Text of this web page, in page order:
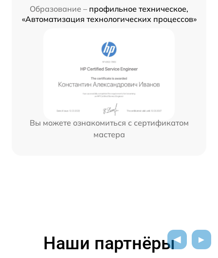
Образование – профильное техническое,
«Автоматизация технологических процессов»
Вы можете ознакомиться с сертификатом
мастера
Наши партнёры